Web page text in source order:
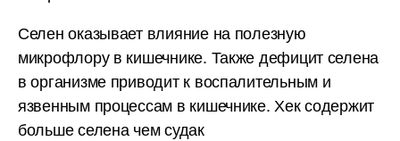
Селен оказывает влияние на полезную
микрофлору в кишечнике. Также дефицит селена
в организме приводит к воспалительным и
язвенным процессам в кишечнике. Хек содержит
больше селена чем судак